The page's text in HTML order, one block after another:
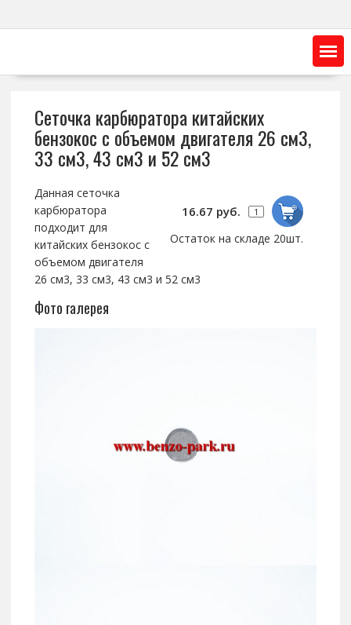
Сеточка карбюратора китайских
бензокос с объемом двигателя 26 см3,
33 см3, 43 см3 и 52 см3
16.67 руб.
Остаток на складе 20шт.
Данная сеточка
карбюратора
подходит для
китайских бензокос с
объемом двигателя
26 см3, 33 см3, 43 см3 и 52 см3
Фото галерея